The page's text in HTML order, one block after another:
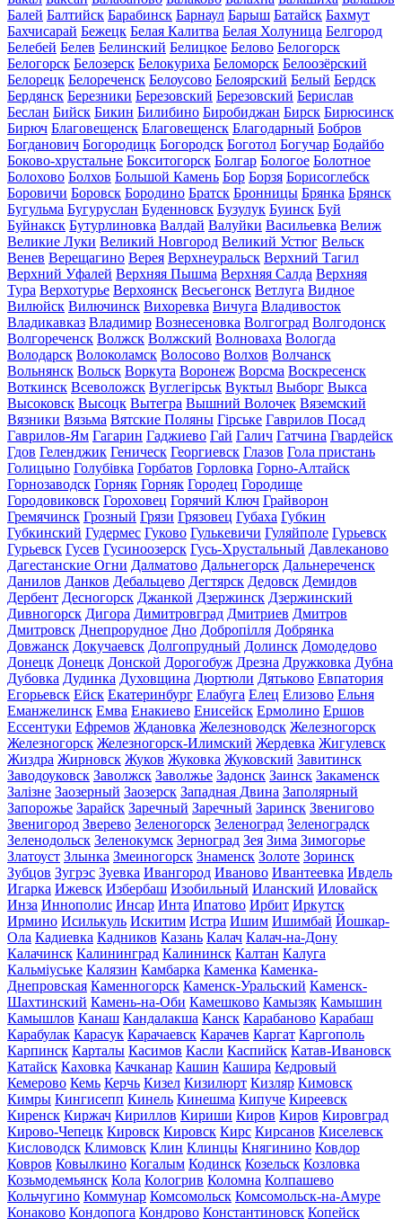
Балей Балтийск Барабинск Барнаул Барыш Батайск Бахмут
Бахчисарай Бежецк Белая Калитва Белая Холуница Белгород
Белебей Белев Белинский Белицкое Белово Белогорск
Белогорск Белозерск Белокуриха Беломорск Белоозёрский
Белорецк Белореченск Белоусово Белоярский Белый Бердск
Бердянск Березники Березовский Березовский Берислав
Беслан Бийск Бикин Билибино Биробиджан Бирск Бирюсинск
Бирюч Благовещенск Благовещенск Благодарный Бобров
Богданович Богородицк Богородск Боготол Богучар Бодайбо
Боково-хрустальне Бокситогорск Болгар Бологое Болотное
Болохово Болхов Большой Камень Бор Борзя Борисоглебск
Боровичи Боровск Бородино Братск Бронницы Брянка Брянск
Бугульма Бугуруслан Буденновск Бузулук Буинск Буй
Буйнакск Бутурлиновка Валдай Валуйки Васильевка Велиж
Великие Луки Великий Новгород Великий Устюг Вельск
Венев Верещагино Верея Верхнеуральск Верхний Тагил
Верхний Уфалей Верхняя Пышма Верхняя Салда Верхняя
Тура Верхотурье Верхоянск Весьегонск Ветлуга Видное
Вилюйск Вилючинск Вихоревка Вичуга Владивосток
Владикавказ Владимир Вознесеновка Волгоград Волгодонск
Волгореченск Волжск Волжский Волноваха Вологда
Володарск Волоколамск Волосово Волхов Волчанск
Вольнянск Вольск Воркута Воронеж Ворсма Воскресенск
Воткинск Всеволожск Вуглегірськ Вуктыл Выборг Выкса
Высоковск Высоцк Вытегра Вышний Волочек Вяземский
Вязники Вязьма Вятские Поляны Гірське Гаврилов Посад
Гаврилов-Ям Гагарин Гаджиево Гай Галич Гатчина Гвардейск
Гдов Геленджик Геническ Георгиевск Глазов Гола пристань
Голицыно Голубівка Горбатов Горловка Горно-Алтайск
Горнозаводск Горняк Горняк Городец Городище
Городовиковск Гороховец Горячий Ключ Грайворон
Гремячинск Грозный Грязи Грязовец Губаха Губкин
Губкинский Гудермес Гуково Гулькевичи Гуляйполе Гурьевск
Гурьевск Гусев Гусиноозерск Гусь-Хрустальный Давлеканово
Дагестанские Огни Далматово Дальнегорск Дальнереченск
Данилов Данков Дебальцево Дегтярск Дедовск Демидов
Дербент Десногорск Джанкой Дзержинск Дзержинский
Дивногорск Дигора Димитровград Дмитриев Дмитров
Дмитровск Днепрорудное Дно Добропілля Добрянка
Довжанск Докучаевск Долгопрудный Долинск Домодедово
Донецк Донецк Донской Дорогобуж Дрезна Дружковка Дубна
Дубовка Дудинка Духовщина Дюртюли Дятьково Евпатория
Егорьевск Ейск Екатеринбург Елабуга Елец Елизово Ельня
Еманжелинск Емва Енакиево Енисейск Ермолино Ершов
Ессентуки Ефремов Ждановка Железноводск Железногорск
Железногорск Железногорск-Илимский Жердевка Жигулевск
Жиздра Жирновск Жуков Жуковка Жуковский Завитинск
Заводоуковск Заволжск Заволжье Задонск Заинск Закаменск
Залізне Заозерный Заозерск Западная Двина Заполярный
Запорожье Зарайск Заречный Заречный Заринск Звенигово
Звенигород Зверево Зеленогорск Зеленоград Зеленоградск
Зеленодольск Зеленокумск Зерноград Зея Зима Зимогорье
Златоуст Злынка Змеиногорск Знаменск Золоте Зоринск
Зубцов Зугрэс Зуевка Ивангород Иваново Ивантеевка Ивдель
Игарка Ижевск Избербаш Изобильный Иланский Иловайск
Инза Иннополис Инсар Инта Ипатово Ирбит Иркутск
Ирмино Исилькуль Искитим Истра Ишим Ишимбай Йошкар-
Ола Кадиевка Кадников Казань Калач Калач-на-Дону
Калачинск Калининград Калининск Калтан Калуга
Кальміуське Калязин Камбарка Каменка Каменка-
Днепровская Каменногорск Каменск-Уральский Каменск-
Шахтинский Камень-на-Оби Камешково Камызяк Камышин
Камышлов Канаш Кандалакша Канск Карабаново Карабаш
Карабулак Карасук Карачаевск Карачев Каргат Каргополь
Карпинск Карталы Касимов Касли Каспийск Катав-Ивановск
Катайск Каховка Качканар Кашин Кашира Кедровый
Кемерово Кемь Керчь Кизел Кизилюрт Кизляр Кимовск
Кимры Кингисепп Кинель Кинешма Кипуче Киреевск
Киренск Киржач Кириллов Кириши Киров Киров Кировград
Кирово-Чепецк Кировск Кировск Кирс Кирсанов Киселевск
Кисловодск Климовск Клин Клинцы Княгинино Ковдор
Ковров Ковылкино Когалым Кодинск Козельск Козловка
Козьмодемьянск Кола Кологрив Коломна Колпашево
Кольчугино Коммунар Комсомольск Комсомольск-на-Амуре
Конаково Кондопога Кондрово Константиновск Копейск